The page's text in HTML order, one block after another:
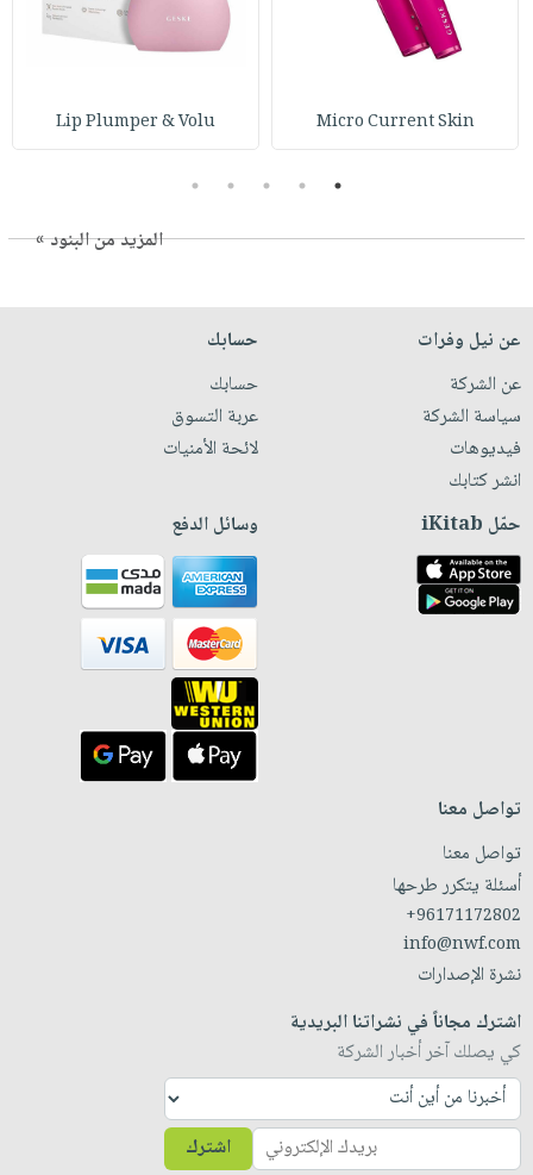
Micro Current Skin
Lip Plumper & Volu
1
2
3
4
5
المزيد من البنود »
عن نيل وفرات
عن الشركة
سياسة الشركة
فيديوهات
انشر كتابك
حسابك
حسابك
عربة التسوق
لائحة الأمنيات
حمّل iKitab وسائل الدفع
تواصل معنا
تواصل معنا
أسئلة يتكرر طرحها
+96171172802
info@nwf.com
نشرة الإصدارات
اشترك مجاناً في نشراتنا البريدية
كي يصلك آخر أخبار الشركة
اشترك